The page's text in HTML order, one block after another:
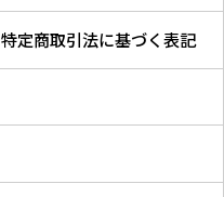
特定商取引法に基づく表記